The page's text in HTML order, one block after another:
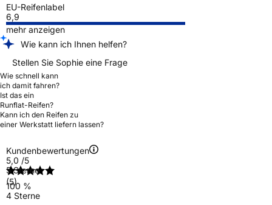
EU-Reifenlabel
6,9
mehr anzeigen
Wie kann ich Ihnen helfen?
Stellen Sie Sophie eine Frage
Wie schnell kann
ich damit fahren?
Ist das ein
Runflat-Reifen?
Kann ich den Reifen zu
einer Werkstatt liefern lassen?
Kundenbewertungen
5,0 /5
(5)
5 Sterne
100 %
4 Sterne